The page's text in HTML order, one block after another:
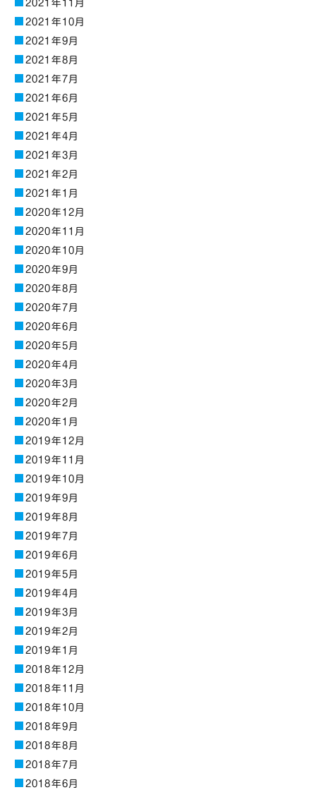
2021年11月
2021年10月
2021年9月
2021年8月
2021年7月
2021年6月
2021年5月
2021年4月
2021年3月
2021年2月
2021年1月
2020年12月
2020年11月
2020年10月
2020年9月
2020年8月
2020年7月
2020年6月
2020年5月
2020年4月
2020年3月
2020年2月
2020年1月
2019年12月
2019年11月
2019年10月
2019年9月
2019年8月
2019年7月
2019年6月
2019年5月
2019年4月
2019年3月
2019年2月
2019年1月
2018年12月
2018年11月
2018年10月
2018年9月
2018年8月
2018年7月
2018年6月